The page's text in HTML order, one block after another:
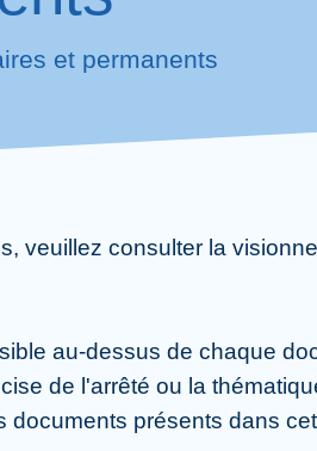
et permanents
veuillez consulter la
au-dessus de chaque
de l'arrêté ou la
documents présents dans